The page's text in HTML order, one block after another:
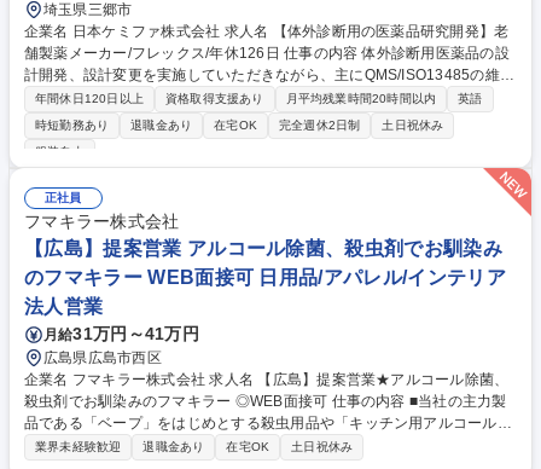
埼玉県三郷市
企業名 日本ケミファ株式会社 求人名 【体外診断用の医薬品研究開発】老
舗製薬メーカー/フレックス/年休126日 仕事の内容 体外診断用医薬品の設
計開発、設計変更を実施していただきながら、主にQMS/ISO13485の維持
管理業務、及び海外輸出に向けて現地の法規制に対応するデータ取得、資
料作成を担当して頂きます。 ■体外診断用医薬品の設計開発、設計変更■Q
MS/ISO13485の維持管理■海外法規制（アメリカ、欧州）の情報収集、法
請関連業務【魅力】体外診断用医薬品の開発から申請まで、製品化の全て
の段階に携わることができます。また、開発業務だけでなく、法規制や海
外輸出対応など幅広い経験やスキルを身に付けることができます。 募集職
種 【体外診断用の医薬品研究開発】老舗製薬メーカー/フレックス/年休12
6日
年間休日120日以上 資格取得支援あり 月平均残業時間20時間以内
英語
時短勤務あり
退職金あり 在宅OK 完全週休2日制
土日祝休み
服装自由
正社員
フマキラー株式会社
【広島】提案営業 アルコール除菌、殺虫剤でお馴染み
のフマキラー WEB面接可 日用品/アパレル/インテリア
法人営業
月給31万円～41万円
広島県広島市西区
企業名 フマキラー株式会社 求人名 【広島】提案営業★アルコール除菌、
殺虫剤でお馴染みのフマキラー ◎WEB面接可 仕事の内容 ■当社の主力製
品である「ベープ」をはじめとする殺虫用品や「キッチン用アルコール除
菌」といった家庭用品、園芸用品などの提案営業です。 【具体的には】商
業界未経験歓迎 退職金あり 在宅OK 土日祝休み